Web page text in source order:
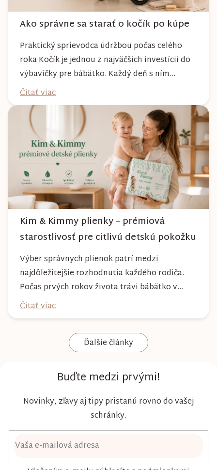
Ako správne sa starať o kočík po kúpe
Praktický sprievodca údržbou počas celého
roka Kočík je jednou z najväčších investícií do
výbavičky pre bábätko. Každý deň s ním
absolvujete prechádzky po meste, v parkoch,
na lesných chodníkoch aj počas nepriaznivého
počasia. Pravidelnou starostlivosťou si však
môžete byť istí, že vám bude spoľahlivo slúžiť
dlhé roky a zachová si svoj krásny vzhľ...
Čítať viac
Kim & Kimmy plienky – prémiová
starostlivosť pre citlivú detskú pokožku
Výber správnych plienok patrí medzi
najdôležitejšie rozhodnutia každého rodiča.
Počas prvých rokov života trávi bábätko v
plienke väčšinu dňa, preto by mala poskytovať
nielen spoľahlivú ochranu, ale aj maximálny
komfort a šetrnosť k citlivej pokožke. Plienky
Kim & Kimmy boli vyvinuté s dôrazom na
Čítať viac
Ďalšie články
Buďte medzi prvými!
Novinky, zľavy aj tipy pristanú rovno do vašej
schránky.